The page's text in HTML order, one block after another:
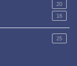
20
16
25